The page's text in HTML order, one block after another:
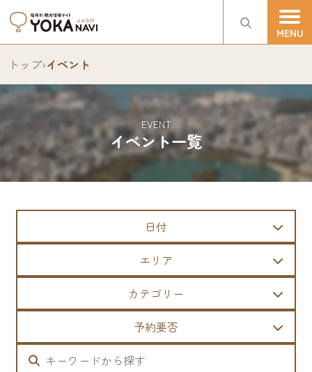
トップ›イベント
イベント一覧
EVENT
日付
エリア
カテゴリー
予約要否